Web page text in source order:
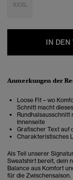
XXXL
IN
Anmerkungen der
Loose Fit – wo
Schnitt macht
Rundhalsausschnitt
Innenseite
Grafischer Text auf
Charakteristisches
Als Teil unserer
Sweatshirt bereit, dein
Balance aus Komfort
für die Zwischensaison.